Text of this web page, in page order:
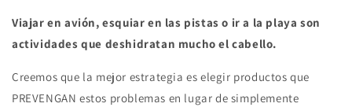
Viajar en avión, esquiar en las pistas o ir a la playa son
actividades que deshidratan mucho el cabello.
Creemos que la mejor estrategia es elegir productos que
PREVENGAN estos problemas en lugar de simplemente